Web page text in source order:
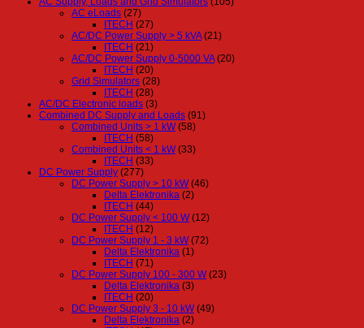
AC eLoads (27)
ITECH (27)
AC/DC Power Supply > 5 kVA (21)
ITECH (21)
AC/DC Power Supply 0-5000 VA (20)
ITECH (20)
Grid Simulators (28)
ITECH (28)
AC/DC Electronic loads (3)
Combined DC Supply and Loads (91)
Combined Units > 1 kW (58)
ITECH (58)
Combined Units < 1 kW (33)
ITECH (33)
DC Power Supply (277)
DC Power Supply > 10 kW (46)
Delta Elektronika (2)
ITECH (44)
DC Power Supply < 100 W (12)
ITECH (12)
DC Power Supply 1 - 3 kW (72)
Delta Elektronika (1)
ITECH (71)
DC Power Supply 100 - 300 W (23)
Delta Elektronika (3)
ITECH (20)
DC Power Supply 3 - 10 kW (49)
Delta Elektronika (2)